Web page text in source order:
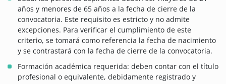
años y menores de 65 años a la fecha de cierre de la
convocatoria. Este requisito es estricto y no admite
excepciones. Para verificar el cumplimiento de este
criterio, se tomará como referencia la fecha de nacimiento
y se contrastará con la fecha de cierre de la convocatoria.
Formación académica requerida: deben contar con el título
profesional o equivalente, debidamente registrado y